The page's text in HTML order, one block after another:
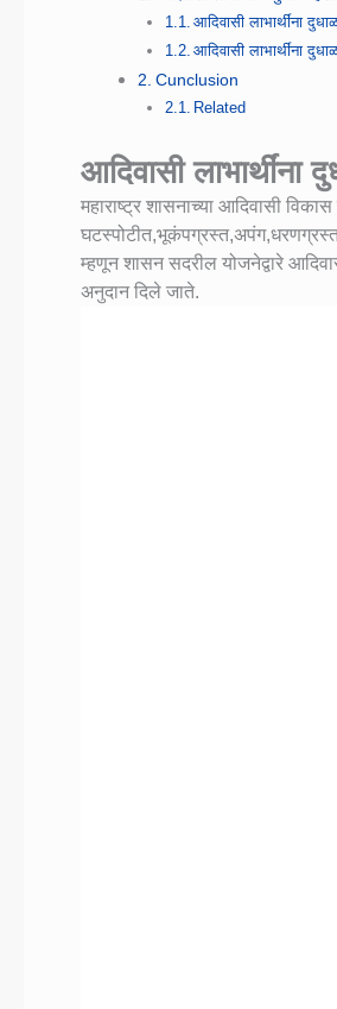
आदिवासी लाभार्थींना
आदिवासी लाभार्थींना
Cunclusion
Related
आदिवासी लाभार्थींना
महाराष्ट्र शासनाच्या आदिवासी
घटस्पोटीत,भूकंपग्रस्त,अपंग,धरणग्रस्त,
म्हणून शासन सदरील योजनेद्वारे
अनुदान दिले जाते.